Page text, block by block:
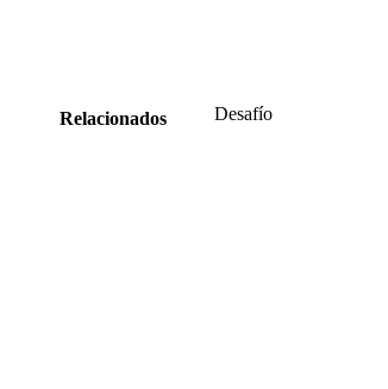
Relacionados Desafío